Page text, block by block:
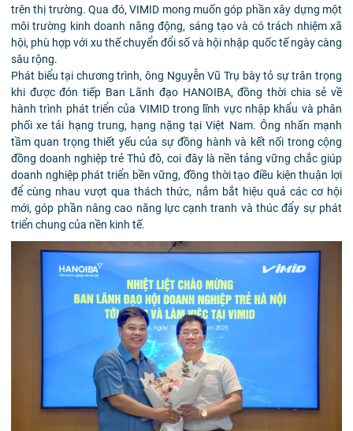
trên thị trường. Qua đó, VIMID mong muốn góp phần xây dựng một
môi trường kinh doanh năng động, sáng tạo và có trách nhiệm xã
hội, phù hợp với xu thế chuyển đổi số và hội nhập quốc tế ngày càng
sâu rộng.
Phát biểu tại chương trình, ông Nguyễn Vũ Trụ bày tỏ sự trân trọng
khi được đón tiếp Ban Lãnh đạo HANOIBA, đồng thời chia sẻ về
hành trình phát triển của VIMID trong lĩnh vực nhập khẩu và phân
phối xe tải hạng trung, hạng nặng tại Việt Nam. Ông nhấn mạnh
tầm quan trọng thiết yếu của sự đồng hành và kết nối trong cộng
đồng doanh nghiệp trẻ Thủ đô, coi đây là nền tảng vững chắc giúp
doanh nghiệp phát triển bền vững, đồng thời tạo điều kiện thuận lợi
để cùng nhau vượt qua thách thức, nắm bắt hiệu quả các cơ hội
mới, góp phần nâng cao năng lực cạnh tranh và thúc đẩy sự phát
triển chung của nền kinh tế.